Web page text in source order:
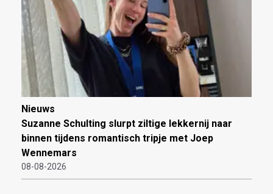
Nieuws
Suzanne Schulting slurpt ziltige lekkernij naar
binnen tijdens romantisch tripje met Joep
Wennemars
08-08-2026